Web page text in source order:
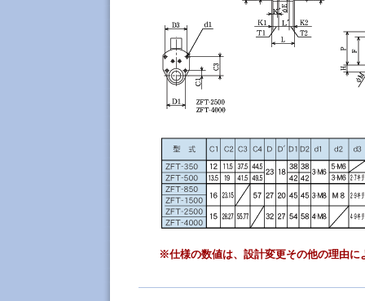
※仕様の数値は、設計変更その他の理由に